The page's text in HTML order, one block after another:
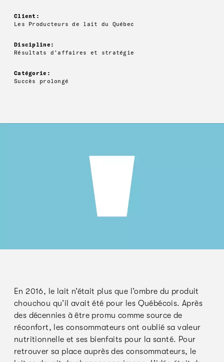
Client:
Les Producteurs de lait du Québec
Discipline:
Résultats d’affaires et stratégie
Catégorie:
Succès prolongé
En 2016, le lait n’était plus que l’ombre du produit
chouchou qu’il avait été pour les Québécois. Après
des décennies à être promu comme source de
réconfort, les consommateurs ont oublié sa valeur
nutritionnelle et ses bienfaits pour la santé. Pour
retrouver sa place auprès des consommateurs, le